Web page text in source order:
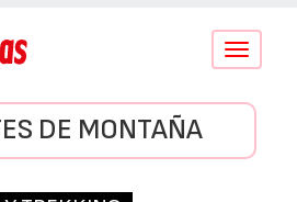
Conmutar
DE MONTAÑA